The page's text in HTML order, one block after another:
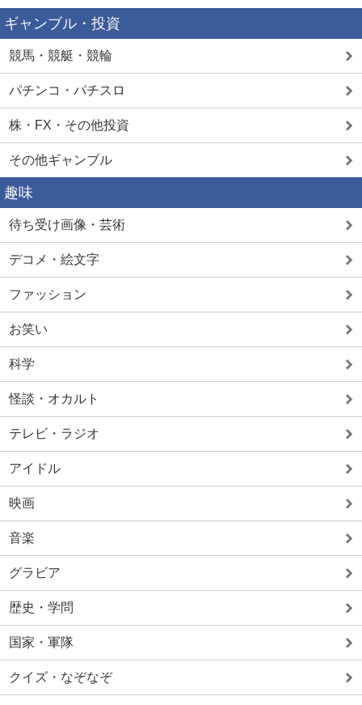
ギャンブル・投資
競馬・競艇・競輪
パチンコ・パチスロ
株・FX・その他投資
その他ギャンブル
趣味
待ち受け画像・芸術
デコメ・絵文字
ファッション
お笑い
科学
怪談・オカルト
テレビ・ラジオ
アイドル
映画
音楽
グラビア
歴史・学問
国家・軍隊
クイズ・なぞなぞ